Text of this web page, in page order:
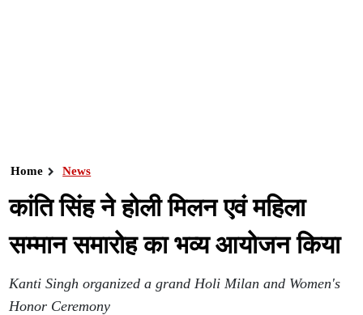
Home News
कांति सिंह ने होली मिलन एवं महिला
सम्मान समारोह का भव्य आयोजन किया
Kanti Singh organized a grand Holi Milan and Women's
Honor Ceremony